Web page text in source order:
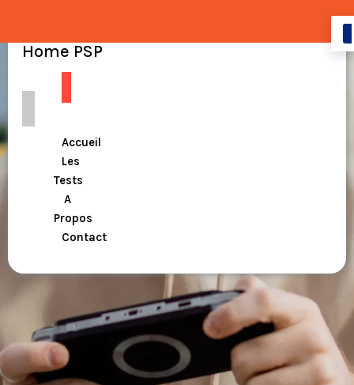
Home PSP
Accueil
Les
Tests
A
Propos
Contact